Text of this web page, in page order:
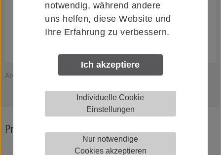
notwendig, während andere
uns helfen, diese Website und
Ihre Erfahrung zu verbessern.
Ich akzeptiere
Individuelle Cookie
Einstellungen
Nur notwendige
Cookies akzeptieren
Abbildung zeigt KWS 82.8234.00900.6204
Produkt konfigurieren